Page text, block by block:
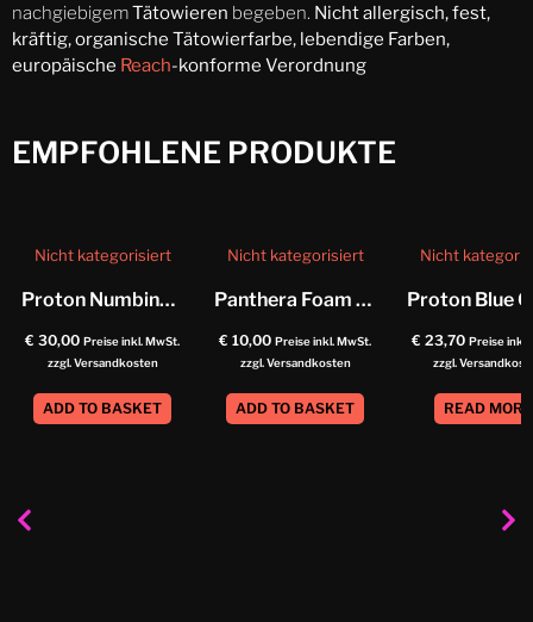
nachgiebigemTätowieren begeben. Nicht allergisch, fest,
kräftig, organische Tätowierfarbe, lebendige Farben,
europäische Reach-konforme Verordnung
EMPFOHLENE PRODUKTE
Nicht kategorisiert
Proton Numbing Butter
€ 30,00 Preise inkl. MwSt.
zzgl. Versandkosten
ADD TO BASKET
Nicht kategorisiert
Panthera Foam Soap Helix
€ 10,00 Preise inkl. MwSt.
zzgl. Versandkosten
ADD TO BASKET
Nicht
€ 23,70 Preise inkl.
zzgl.
READ MORE